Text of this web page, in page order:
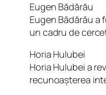
Eugen Bădărău
Eugen Bădărău a
un cadru de
Horia Hulubei
Horia Hulubei a
recunoașterea